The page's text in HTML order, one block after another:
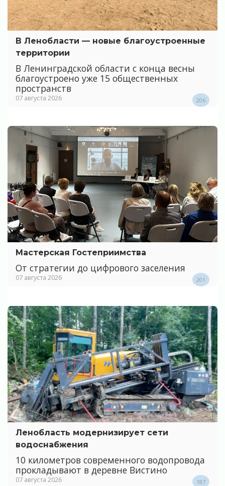
В Ленобласти — новые благоустроенные
территории
В Ленинградской области с конца весны
благоустроено уже 15 общественных
пространств
07 августа 2026 206
Мастерская Гостеприимства
От стратегии до цифрового заселения
07 августа 2026 201
Ленобласть модернизирует сети
водоснабжения
10 километров современного водопровода
прокладывают в деревне Вистино
07 августа 2026 187